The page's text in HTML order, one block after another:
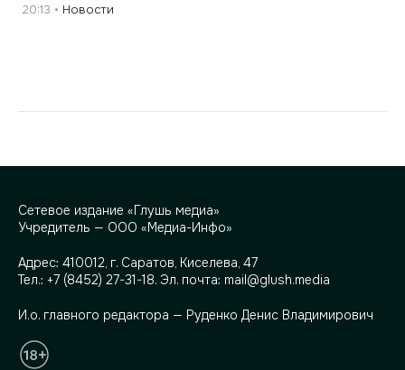
20:13 Новости
Сетевое издание «Глушь медиа»
Учредитель — ООО «Медиа-Инфо»
Адрес: 410012, г. Саратов, Киселева, 47
Тел.: +7 (8452) 27-31-18. Эл. почта: mail@glush.media
И.о. главного редактора — Руденко Денис Владимирович